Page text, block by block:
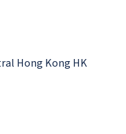
Hong Kong HK